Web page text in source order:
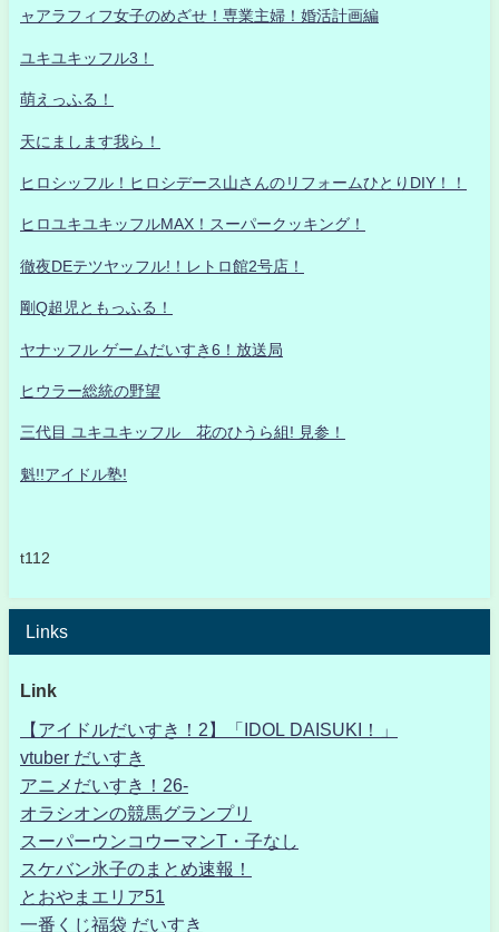
ャアラフィフ女子のめざせ！専業主婦！婚活計画編
ユキユキッフル3！
萌えっふる！
天にまします我ら！
ヒロシッフル！ヒロシデース山さんのリフォームひとりDIY！！
ヒロユキユキッフルMAX！スーパークッキング！
徹夜DEテツヤッフル!！レトロ館2号店！
剛Q超児ともっふる！
ヤナッフル ゲームだいすき6！放送局
ヒウラー総統の野望
三代目 ユキユキッフル 花のひうら組! 見参！
魁!!アイドル塾!
t112
Links
Link
【アイドルだいすき！2】「IDOL DAISUKI！」
vtuber だいすき
アニメだいすき！26-
オラシオンの競馬グランプリ
スーパーウンコウーマンT・子なし
スケバン氷子のまとめ速報！
とおやまエリア51
一番くじ福袋 だいすき